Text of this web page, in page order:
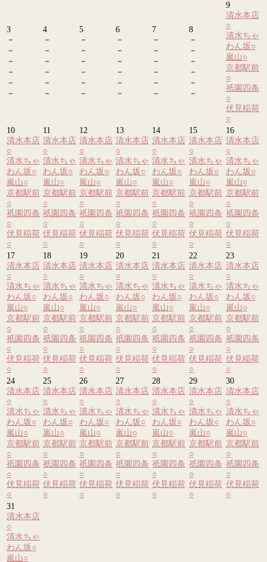
3
－
－
－
－
－
－
4
－
－
－
－
－
－
5
－
－
－
－
－
－
6
－
－
－
－
－
－
7
－
－
－
－
－
－
8
－
－
－
－
－
－
9
清水本店
○
清水ちゃ
わん坂○
嵐山○
京都駅前
○
祇園四条
○
伏見稲荷
○
10
清水本店
○
清水ちゃ
わん坂○
嵐山○
京都駅前
○
祇園四条
○
伏見稲荷
○
11
清水本店
○
清水ちゃ
わん坂○
嵐山○
京都駅前
○
祇園四条
○
伏見稲荷
○
12
清水本店
○
清水ちゃ
わん坂○
嵐山○
京都駅前
○
祇園四条
○
伏見稲荷
○
13
清水本店
○
清水ちゃ
わん坂○
嵐山○
京都駅前
○
祇園四条
○
伏見稲荷
○
14
清水本店
○
清水ちゃ
わん坂○
嵐山○
京都駅前
○
祇園四条
○
伏見稲荷
○
15
清水本店
○
清水ちゃ
わん坂○
嵐山○
京都駅前
○
祇園四条
○
伏見稲荷
○
16
清水本店
○
清水ちゃ
わん坂○
嵐山○
京都駅前
○
祇園四条
○
伏見稲荷
○
17
清水本店
○
清水ちゃ
わん坂○
嵐山○
京都駅前
○
祇園四条
○
伏見稲荷
○
18
清水本店
○
清水ちゃ
わん坂○
嵐山○
京都駅前
○
祇園四条
○
伏見稲荷
○
19
清水本店
○
清水ちゃ
わん坂○
嵐山○
京都駅前
○
祇園四条
○
伏見稲荷
○
20
清水本店
○
清水ちゃ
わん坂○
嵐山○
京都駅前
○
祇園四条
○
伏見稲荷
○
21
清水本店
○
清水ちゃ
わん坂○
嵐山○
京都駅前
○
祇園四条
○
伏見稲荷
○
22
清水本店
○
清水ちゃ
わん坂○
嵐山○
京都駅前
○
祇園四条
○
伏見稲荷
○
23
清水本店
○
清水ちゃ
わん坂○
嵐山○
京都駅前
○
祇園四条
○
伏見稲荷
○
24
清水本店
○
清水ちゃ
わん坂○
嵐山○
京都駅前
○
祇園四条
○
伏見稲荷
○
25
清水本店
○
清水ちゃ
わん坂○
嵐山○
京都駅前
○
祇園四条
○
伏見稲荷
○
26
清水本店
○
清水ちゃ
わん坂○
嵐山○
京都駅前
○
祇園四条
○
伏見稲荷
○
27
清水本店
○
清水ちゃ
わん坂○
嵐山○
京都駅前
○
祇園四条
○
伏見稲荷
○
28
清水本店
○
清水ちゃ
わん坂○
嵐山○
京都駅前
○
祇園四条
○
伏見稲荷
○
29
清水本店
○
清水ちゃ
わん坂○
嵐山○
京都駅前
○
祇園四条
○
伏見稲荷
○
30
清水本店
○
清水ちゃ
わん坂○
嵐山○
京都駅前
○
祇園四条
○
伏見稲荷
○
31
清水本店
○
清水ちゃ
わん坂○
嵐山○